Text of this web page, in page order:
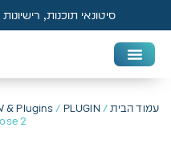
סיטונאי תוכנות,
עמוד הבית/
& Plugins/ PLUGIN - פלאגינים/ VST
2